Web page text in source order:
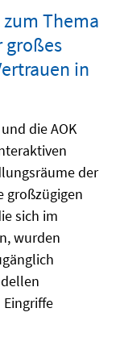
Thema
großes
in
die AOK
der
großzügigen
sich im
wurden